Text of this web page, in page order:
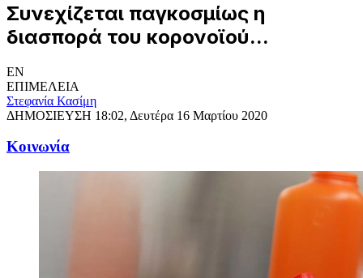
Συνεχίζεται παγκοσμίως η
διασπορά του κορονοϊού...
EN
ΕΠΙΜΕΛΕΙΑ
Στεφανία Κασίμη
ΔΗΜΟΣΙΕΥΣΗ 18:02, Δευτέρα 16 Μαρτίου 2020
Κοινωνία